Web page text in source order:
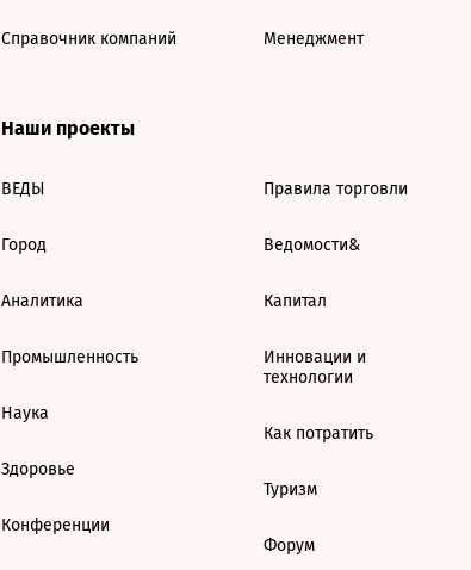
Справочник компаний Менеджмент
Наши проекты
ВЕДЫ
Город
Аналитика
Промышленность
Наука
Здоровье
Конференции
Правила торговли
Ведомости&
Капитал
Инновации и
технологии
Как потратить
Туризм
Форум